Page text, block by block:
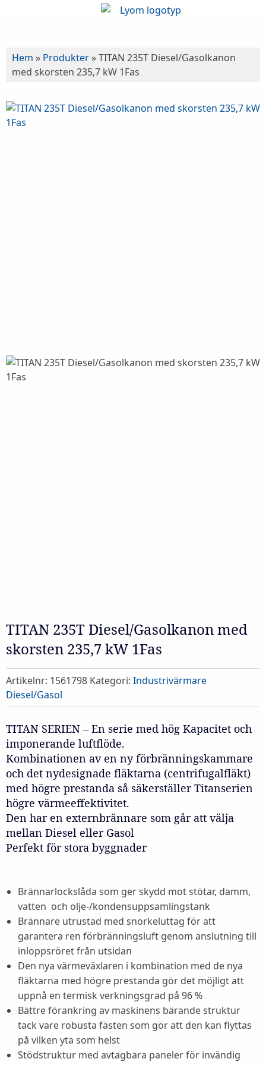
Hem » Produkter »TITAN 235T Diesel/Gasolkanon
med skorsten 235,7 kW 1Fas
TITAN 235T Diesel/Gasolkanon med
skorsten 235,7 kW 1Fas
Artikelnr: 1561798 Kategori: Industrivärmare
Diesel/Gasol
TITAN SERIEN – En serie med hög Kapacitet och
imponerande luftflöde.
Kombinationen av en ny förbränningskammare
och det nydesignade fläktarna (centrifugalfläkt)
med högre prestanda så säkerställer Titanserien
högre värmeeffektivitet.
Den har en externbrännare som går att välja
mellan Diesel eller Gasol
Perfekt för stora byggnader
Brännarlockslåda som ger skydd mot stötar, damm,
vatten och olje-/kondensuppsamlingstank
Brännare utrustad med snorkeluttag för att
garantera ren förbränningsluft genom anslutning till
inloppsröret från utsidan
Den nya värmeväxlaren i kombination med de nya
fläktarna med högre prestanda gör det möjligt att
uppnå en termisk verkningsgrad på 96 %
Bättre förankring av maskinens bärande struktur
tack vare robusta fästen som gör att den kan flyttas
på vilken yta som helst
Stödstruktur med avtagbara paneler för invändig